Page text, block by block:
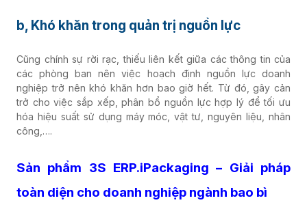
b, Khó khăn trong quản trị nguồn lực
Cũng chính sự rời rạc, thiếu liên kết giữa các thông tin của
các phòng ban nên việc hoạch định nguồn lực doanh
nghiệp trở nên khó khăn hơn bao giờ hết. Từ đó, gây cản
trở cho việc sắp xếp, phân bổ nguồn lực hợp lý để tối ưu
hóa hiệu suất sử dụng máy móc, vật tư, nguyên liệu, nhân
công,….
Sản phẩm 3S ERP.iPackaging – Giải pháp
toàn diện cho doanh nghiệp ngành bao bì